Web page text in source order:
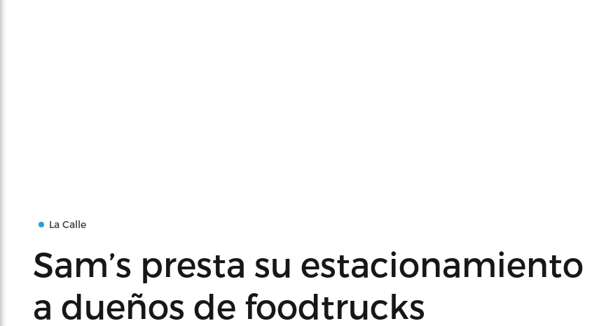
La Calle
Sam’s presta su estacionamiento
a dueños de foodtrucks